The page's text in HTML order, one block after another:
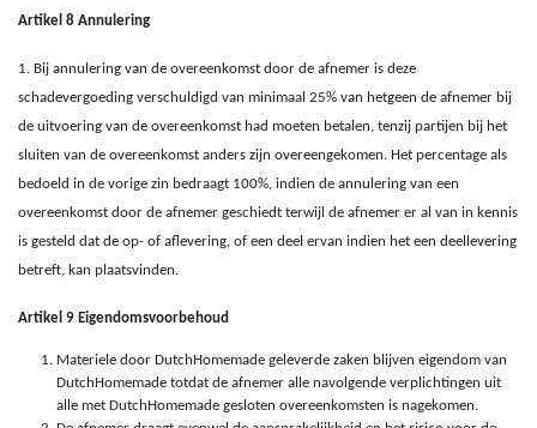
Artikel 8 Annulering
1. Bij annulering van de overeenkomst door de afnemer is deze
schadevergoeding verschuldigd van minimaal 25% van hetgeen de afnemer bij
de uitvoering van de overeenkomst had moeten betalen, tenzij partijen bij het
sluiten van de overeenkomst anders zijn overeengekomen. Het percentage als
bedoeld in de vorige zin bedraagt 100%, indien de annulering van een
overeenkomst door de afnemer geschiedt terwijl de afnemer er al van in kennis
is gesteld dat de op- of aflevering, of een deel ervan indien het een deellevering
betreft, kan plaatsvinden.
Artikel 9 Eigendomsvoorbehoud
Materiele door DutchHomemade geleverde zaken blijven eigendom van
DutchHomemade totdat de afnemer alle navolgende verplichtingen uit
alle met DutchHomemade gesloten overeenkomsten is nagekomen.